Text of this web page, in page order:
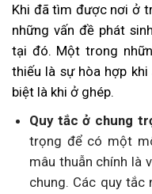
Khi đã tìm được nơi ở
những vấn đề phát
tại đó. Một trong
thiếu là sự hòa hợp
biệt là khi ở ghép.
Quy tắc ở chung
trọng để có một
mâu thuẫn chính là
chung. Các quy tắc